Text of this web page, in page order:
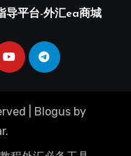
导平台-外汇ea商城
Blogus by
.